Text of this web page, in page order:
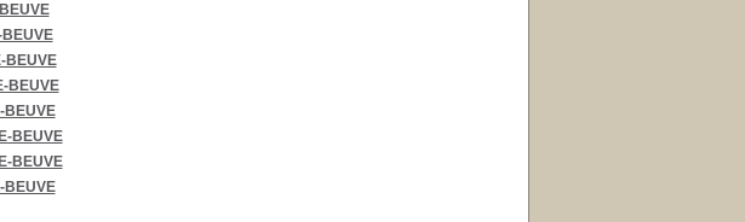
BEUVE
BEUVE
BEUVE
BEUVE